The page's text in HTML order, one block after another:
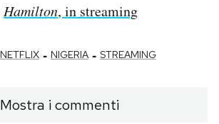
Hamilton, in streaming
NETFLIX - NIGERIA - STREAMING
Mostra i commenti